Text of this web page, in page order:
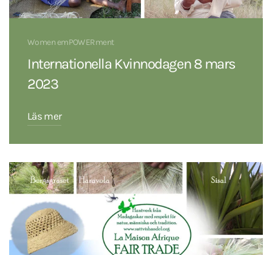
Women emPOWERment
Internationella Kvinnodagen 8 mars
2023
Läs mer